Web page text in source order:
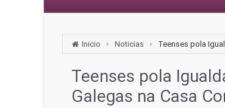
Inicio Noticias Teenses pola
Teenses pola
Galegas na Casa